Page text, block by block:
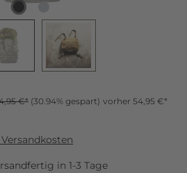
€* (30.94% gespart) vorher 54,95 €*
in 1-3 Tage